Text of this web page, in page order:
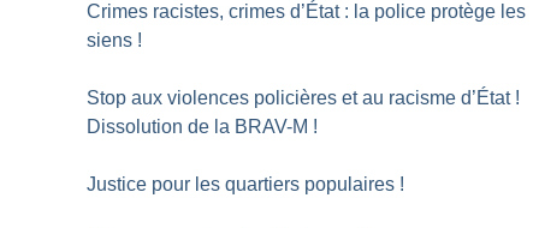
Crimes racistes, crimes d’État : la police protège les
siens !
Stop aux violences policières et au racisme d’État !
Dissolution de la BRAV-M !
Justice pour les quartiers populaires !